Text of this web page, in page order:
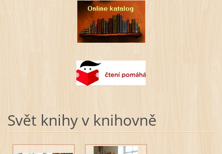
Svět knihy v knihovně